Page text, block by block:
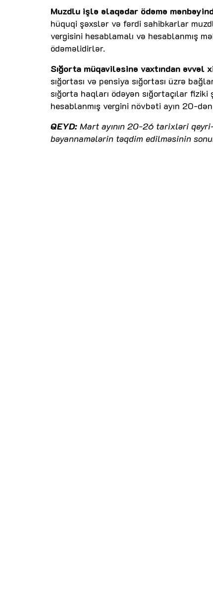
Muzdlu işlə əlaqədar ödəmə
hüquqi şəxslər və fərdi sahibkarlar
vergisini hesablamalı və hesablanmış
ödəməlidirlər.
Sığorta müqaviləsinə vaxtından
sığortası və pensiya sığortası üzrə
sığorta haqları ödəyən sığortaçılar
hesablanmış vergini növbəti ayın 20-
QEYD: Mart ayının 20-26 tarixləri
bəyannamələrin təqdim edilməsinin